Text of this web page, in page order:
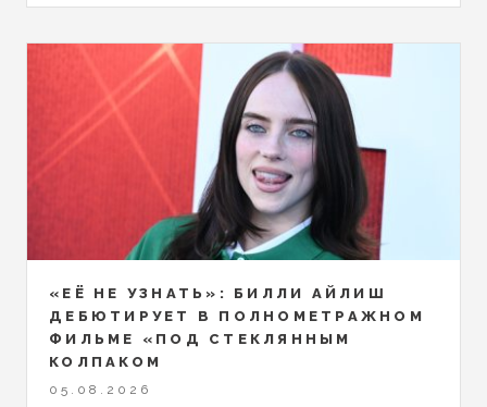
«ЕЁ НЕ УЗНАТЬ»: БИЛЛИ АЙЛИШ
ДЕБЮТИРУЕТ В ПОЛНОМЕТРАЖНОМ
ФИЛЬМЕ «ПОД СТЕКЛЯННЫМ
КОЛПАКОМ
05.08.2026